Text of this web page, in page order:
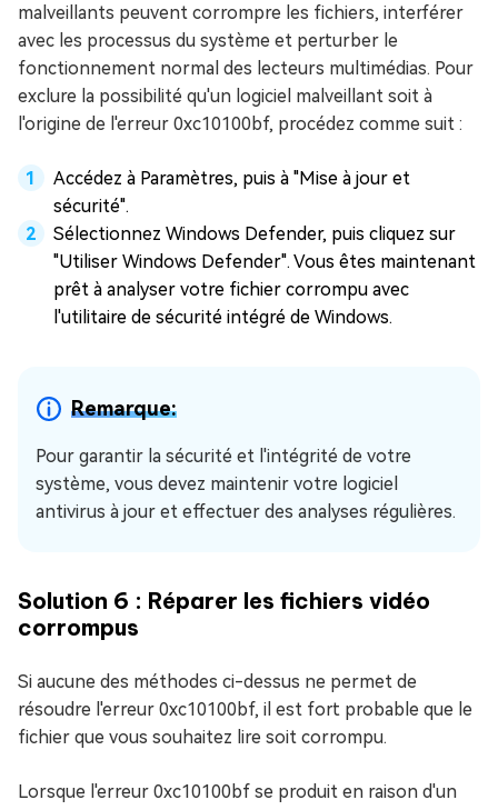
malveillants peuvent corrompre les fichiers, interférer
avec les processus du système et perturber le
fonctionnement normal des lecteurs multimédias. Pour
exclure la possibilité qu'un logiciel malveillant soit à
l'origine de l'erreur 0xc10100bf, procédez comme suit :
Accédez à Paramètres, puis à "Mise à jour et
sécurité".
Sélectionnez Windows Defender, puis cliquez sur
"Utiliser Windows Defender". Vous êtes maintenant
prêt à analyser votre fichier corrompu avec
l'utilitaire de sécurité intégré de Windows.
Remarque:
Pour garantir la sécurité et l'intégrité de votre
système, vous devez maintenir votre logiciel
antivirus à jour et effectuer des analyses régulières.
Solution 6 : Réparer les fichiers vidéo
corrompus
Si aucune des méthodes ci-dessus ne permet de
résoudre l'erreur 0xc10100bf, il est fort probable que le
fichier que vous souhaitez lire soit corrompu.
Lorsque l'erreur 0xc10100bf se produit en raison d'un